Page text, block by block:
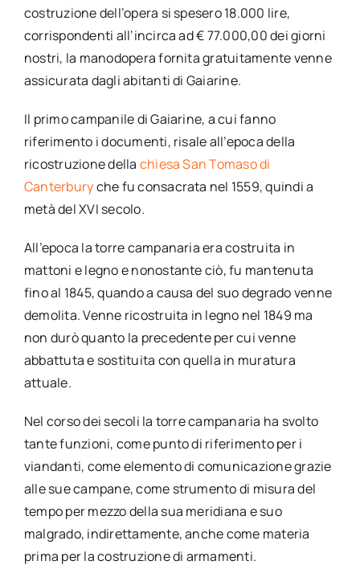
costruzione dell’opera si spesero 18.000 lire,
corrispondenti all’incirca ad € 77.000,00 dei giorni
nostri, la manodopera fornita gratuitamente venne
assicurata dagli abitanti di Gaiarine.
Il primo campanile di Gaiarine, a cui fanno
riferimento i documenti, risale all’epoca della
ricostruzione della chiesa San Tomaso di
Canterburyche fu consacrata nel 1559, quindi a
metà del XVI secolo.
All’epoca la torre campanaria era costruita in
mattoni e legno e nonostante ciò, fu mantenuta
fino al 1845, quando a causa del suo degrado venne
demolita. Venne ricostruita in legno nel 1849 ma
non durò quanto la precedente per cui venne
abbattuta e sostituita con quella in muratura
attuale.
Nel corso dei secoli la torre campanaria ha svolto
tante funzioni, come punto di riferimento per i
viandanti, come elemento di comunicazione grazie
alle sue campane, come strumento di misura del
tempo per mezzo della sua meridiana e suo
malgrado, indirettamente, anche come materia
prima per la costruzione di armamenti.